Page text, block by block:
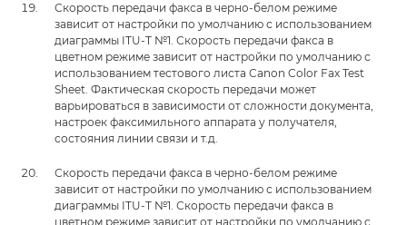
Скорость передачи факса в черно-белом режиме
зависит от настройки по умолчанию с использованием
диаграммы ITU-T №1. Скорость передачи факса в
цветном режиме зависит от настройки по умолчанию с
использованием тестового листа Canon Color Fax Test
Sheet. Фактическая скорость передачи может
варьироваться в зависимости от сложности документа,
настроек факсимильного аппарата у получателя,
состояния линии связи и т.д.
Скорость передачи факса в черно-белом режиме
зависит от настройки по умолчанию с использованием
диаграммы ITU-T №1. Скорость передачи факса в
цветном режиме зависит от настройки по умолчанию с